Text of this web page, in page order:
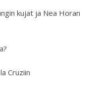
kujat ja Nea Horan
Cruziin